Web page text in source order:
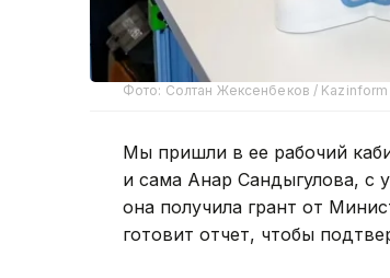
Фото: Солтан Жексенбеков / Kazinform
Мы пришли в ее рабочий
и сама Анар Сандыгулова, с
она получила грант от
готовит отчет, чтобы